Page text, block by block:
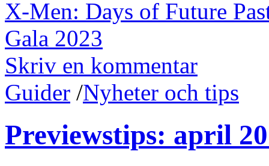
X-Men: Days of Future
Gala 2023
Skriv en kommentar
Guider /Nyheter och tips
Previewstips: april